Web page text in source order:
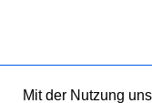
Mit der Nutzung